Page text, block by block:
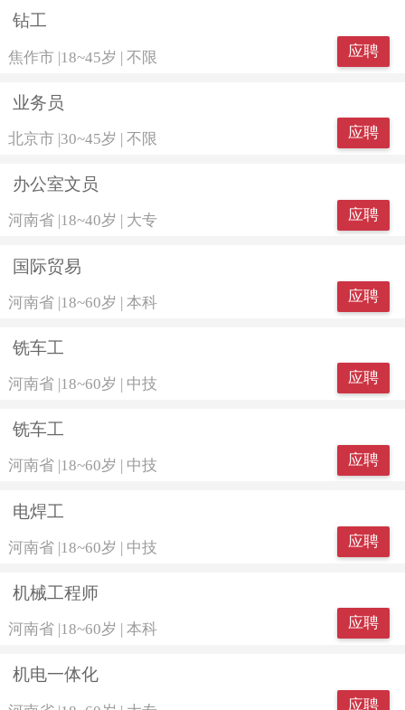
钻工
焦作市 |18~45岁 | 不限 应聘
业务员
北京市 |30~45岁 | 不限 应聘
办公室文员
河南省| 18~40岁 大专 应聘
国际贸易
河南省|18~60岁 | 本科 应聘
铣车工
河南省|18~60岁 | 中技 应聘
铣车工
河南省| 18~60岁 中技 应聘
电焊工
河南省|18~60岁 | 中技 应聘
机械工程师
河南省| 18~60岁 本科 应聘
机电一体化
应聘